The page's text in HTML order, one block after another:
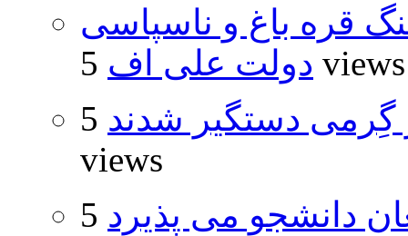
قره باغ و ناسپاسی
دولت علی اف 5 views
دستگیر شدند 5
views
دانشجو می پذیرد